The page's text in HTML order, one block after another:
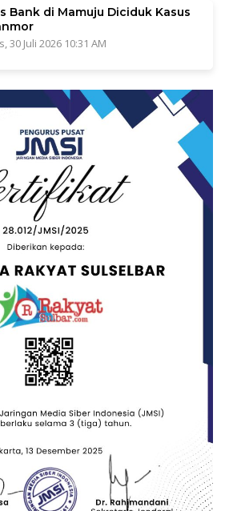
Bank di Mamuju Diciduk Kasus
30 Juli 2026 10:31 AM